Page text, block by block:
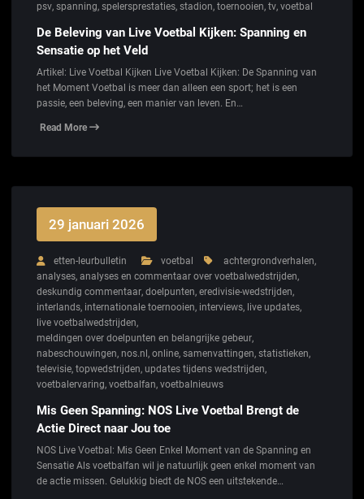
psv, spanning, spelersprestaties, stadion, toernooien, tv, voetbal
De Beleving van Live Voetbal Kijken: Spanning en
Sensatie op het Veld
Artikel: Live Voetbal Kijken Live Voetbal Kijken: De Spanning van
het Moment Voetbal is meer dan alleen een sport; het is een
passie, een beleving, een manier van leven. En…
Read More
29 januari 2026
etten-leurbulletin voetbal achtergrondverhalen,
analyses, analyses en commentaar over voetbalwedstrijden,
deskundig commentaar, doelpunten, eredivisie-wedstrijden,
interlands, internationale toernooien, interviews, live updates,
live voetbalwedstrijden,
meldingen over doelpunten en belangrijke gebeur,
nabeschouwingen, nos.nl , online, samenvattingen, statistieken,
televisie, topwedstrijden, updates tijdens wedstrijden,
voetbalervaring, voetbalfan, voetbalnieuws
Mis Geen Spanning: NOS Live Voetbal Brengt de
Actie Direct naar Jou toe
NOS Live Voetbal: Mis Geen Enkel Moment van de Spanning en
Sensatie Als voetbalfan wil je natuurlijk geen enkel moment van
de actie missen. Gelukkig biedt de NOS een uitstekende…